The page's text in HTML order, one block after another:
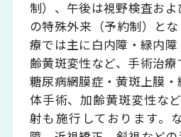
制）、午後は視野検査お
の特殊外来（予約制）と
療では主に白内障・緑内
齢黄斑変性など、手術治療
糖尿病網膜症・黄斑上膜
体手術、加齢黄斑変性な
射も施行しております。